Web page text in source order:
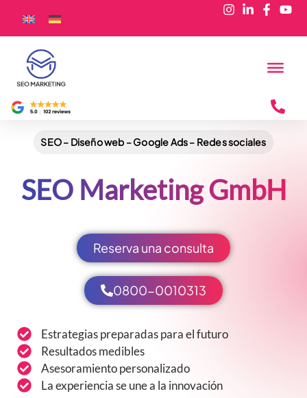
SEO – Diseño web – Google Ads – Redes sociales
SEO Marketing GmbH
Reserva una consulta
0800-0010313
Estrategias preparadas para el futuro
Resultados medibles
Asesoramiento personalizado
La experiencia se une a la innovación